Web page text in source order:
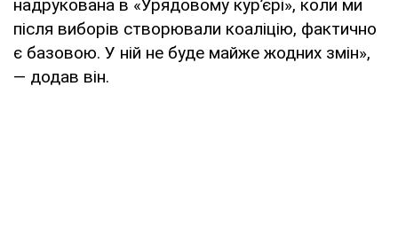
надрукована в «Урядовому кур’єрі», коли ми
після виборів створювали коаліцію, фактично
є базовою. У ній не буде майже жодних змін»,
— додав він.